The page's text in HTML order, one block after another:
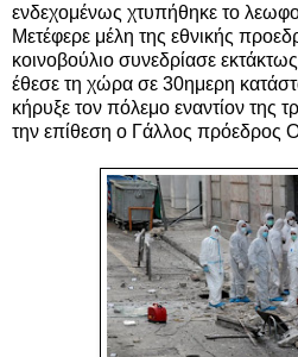
ενδεχομένως χτυπήθηκε το
Μετέφερε μέλη της εθνικής
κοινοβούλιο συνεδρίασε
έθεσε τη χώρα σε 30ημερη
κήρυξε τον πόλεμο εναντίον της
την επίθεση ο Γάλλος πρόεδρος